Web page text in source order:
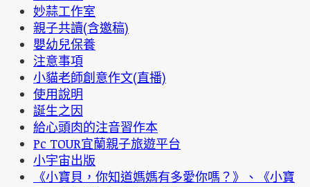
妙蒜工作室
親子共讀(含邀稿)
嬰幼兒保養
注意事項
小貓老師創意作文(直播)
使用說明
誕生之因
給心頭肉的注音習作本
Pc TOUR宜蘭親子旅遊平台
小宇宙出版
《小寶貝，你知道媽媽有多愛你嗎？》、《小寶